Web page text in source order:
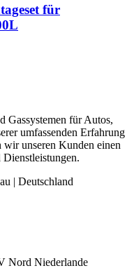
für
Gassystemen für Autos,
umfassenden Erfahrung
wir unseren Kunden einen
Dienstleistungen.
| Deutschland
Nord Niederlande